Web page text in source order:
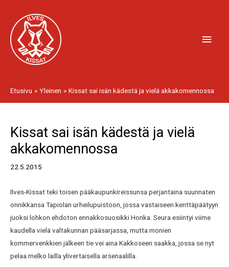
sisältöön
Etusivu Yleinen Kissat sai isän kädestä ja vielä akkakomennossa
Kissat sai isän kädestä ja vielä
akkakomennossa
22.5.2015
Ilves-Kissat teki toisen pääkaupunkireissunsa perjantaina suunnaten
onnikkansa Tapiolan urheilupuistoon, jossa vastaiseen kenttäpäätyyn
juoksi lohkon ehdoton ennakkosuosikki Honka. Seura esiintyi viime
kaudella vielä valtakunnan pääsarjassa, mutta monien
kommervenkkien jälkeen tie vei aina Kakkoseen saakka, jossa se nyt
pelaa melko lailla ylivertaisella arsenaalilla.
selaus